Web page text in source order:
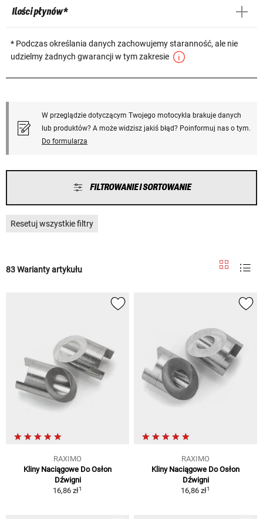
Ilości płynów *
* Podczas określania danych zachowujemy staranność, ale nie
udzielmy żadnych gwarancji w tym zakresie
W przeglądzie dotyczącym Twojego motocykla brakuje danych
lub produktów? A może widzisz jakiś błąd? Poinformuj nas o tym.
Do formularza
FILTROWANIE I SORTOWANIE
Resetuj wszystkie filtry
83 Warianty artykułu
RAXIMO
Kliny Naciągowe Do Osłon
Dźwigni
16,86 zł1
RAXIMO
Kliny Naciągowe Do Osłon
Dźwigni
16,86 zł1